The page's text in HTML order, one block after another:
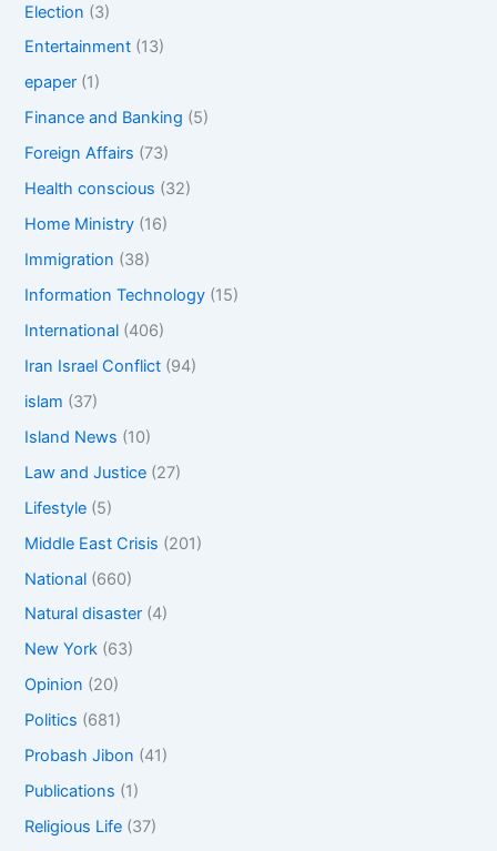
Election (3)
Entertainment (13)
epaper (1)
Finance and Banking (5)
Foreign Affairs (73)
Health conscious (32)
Home Ministry (16)
Immigration (38)
Information Technology (15)
International (406)
Iran Israel Conflict (94)
islam (37)
Island News (10)
Law and Justice (27)
Lifestyle (5)
Middle East Crisis (201)
National (660)
Natural disaster (4)
New York (63)
Opinion (20)
Politics (681)
Probash Jibon (41)
Publications (1)
Religious Life (37)